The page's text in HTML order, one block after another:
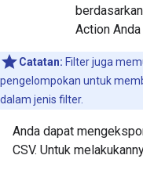
Action
Catatan: Filter juga
pengelompokan untuk
dalam jenis filter.
Anda dapat
CSV. Untuk